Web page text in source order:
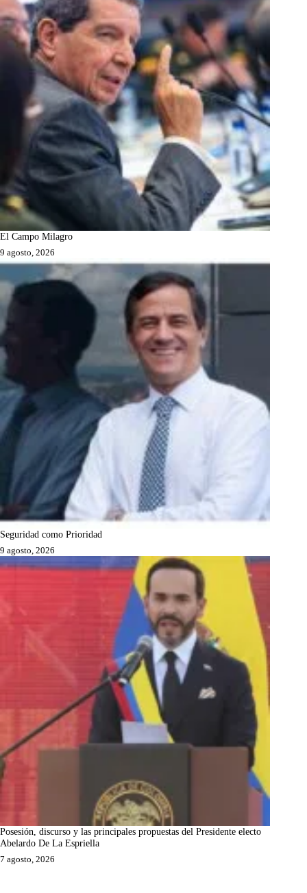
El Campo Milagro
9 agosto, 2026
Seguridad como Prioridad
9 agosto, 2026
Posesión, discurso y las principales propuestas del Presidente electo
Abelardo De La Espriella
7 agosto, 2026